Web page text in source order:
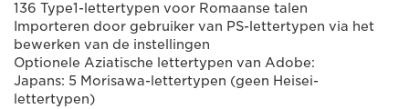
136 Type1-lettertypen voor Romaanse talen
Importeren door gebruiker van PS-lettertypen via het
bewerken van de instellingen
Optionele Aziatische lettertypen van Adobe:
Japans: 5 Morisawa-lettertypen (geen Heisei-
lettertypen)